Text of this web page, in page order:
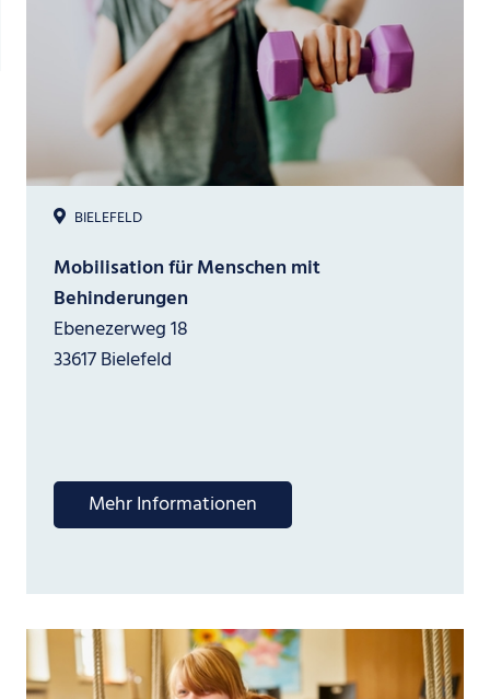
BIELEFELD
Mobilisation für Menschen mit
Behinderungen
Ebenezerweg 18
33617 Bielefeld
Mehr Informationen